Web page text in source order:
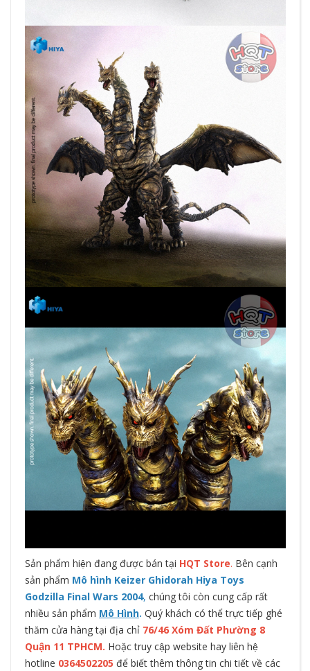
Sản phẩm hiện đang được bán tại HQT Store. Bên cạnh
sản phẩm Mô hình Keizer Ghidorah Hiya Toys
Godzilla Final Wars 2004, chúng tôi còn cung cấp rất
nhiều sản phẩm Mô Hình. Quý khách có thể trực tiếp ghé
thăm cửa hàng tại địa chỉ 76/46 Xóm Đất Phường 8
Quận 11 TPHCM. Hoặc truy cập website hay liên hệ
hotline 0364502205 để biết thêm thông tin chi tiết về các